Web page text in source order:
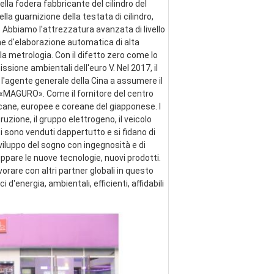
fodera fabbricante del cilindro del
guarnizione della testata di cilindro,
l'attrezzatura avanzata di livello
d'elaborazione automatica di alta
metrologia. Con il difetto zero come lo
ambientali dell'euro V. Nel 2017, il
generale della Cina a assumere il
Come il fornitore del centro
europee e coreane del giapponese. I
il gruppo elettrogeno, il veicolo
sono venduti dappertutto e si fidano di
del sogno con ingegnosità e di
le nuove tecnologie, nuovi prodotti.
con altri partner globali in questo
d'energia, ambientali, efficienti, affidabili